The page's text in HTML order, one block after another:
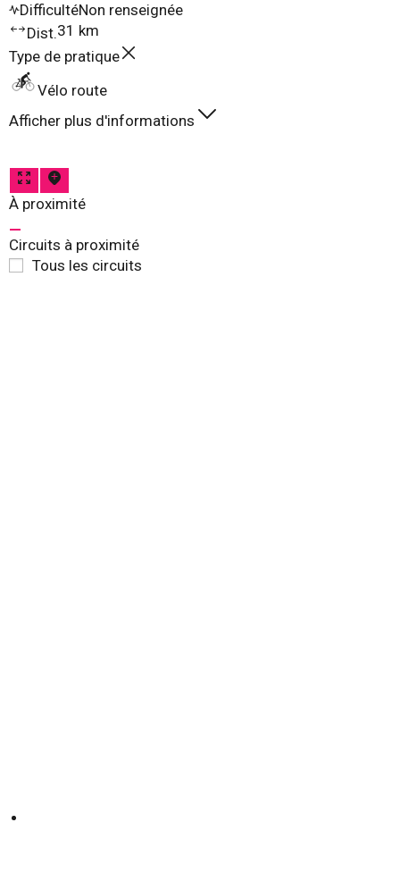
DifficultéNon renseignée
Dist.31 km
Type de pratique
Vélo route
Afficher plus d'informations
À proximité
Circuits à proximité
Tous les circuits